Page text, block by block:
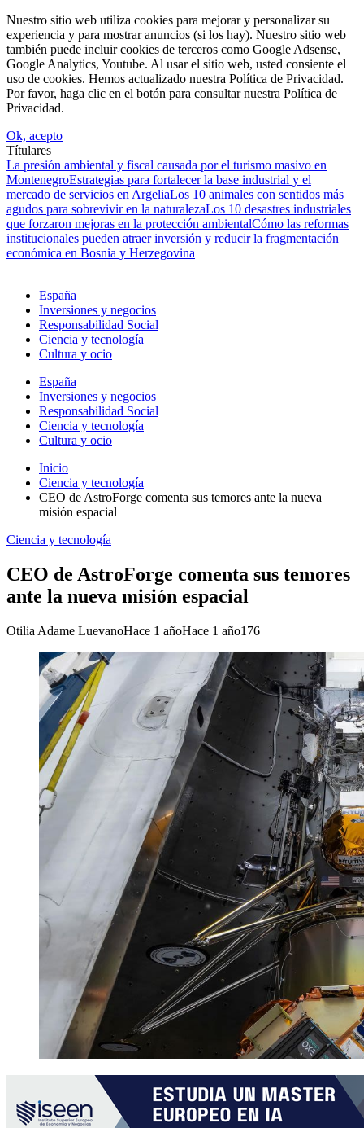
Nuestro sitio web utiliza cookies para mejorar y personalizar su
experiencia y para mostrar anuncios (si los hay). Nuestro sitio web
también puede incluir cookies de terceros como Google Adsense,
Google Analytics, Youtube. Al usar el sitio web, usted consiente el
uso de cookies. Hemos actualizado nuestra Política de Privacidad.
Por favor, haga clic en el botón para consultar nuestra Política de
Privacidad.
Ok, acepto
Títulares
La presión ambiental y fiscal causada por el turismo masivo en
MontenegroEstrategias para fortalecer la base industrial y el
mercado de servicios en ArgeliaLos 10 animales con sentidos más
agudos para sobrevivir en la naturalezaLos 10 desastres industriales
que forzaron mejoras en la protección ambientalCómo las reformas
institucionales pueden atraer inversión y reducir la fragmentación
económica en Bosnia y Herzegovina
España
Inversiones y negocios
Responsabilidad Social
Ciencia y tecnología
Cultura y ocio
España
Inversiones y negocios
Responsabilidad Social
Ciencia y tecnología
Cultura y ocio
Inicio
Ciencia y tecnología
CEO de AstroForge comenta sus temores ante la nueva
misión espacial
Ciencia y tecnología
CEO de AstroForge comenta sus temores
ante la nueva misión espacial
Otilia Adame LuevanoHace 1 añoHace 1 año176